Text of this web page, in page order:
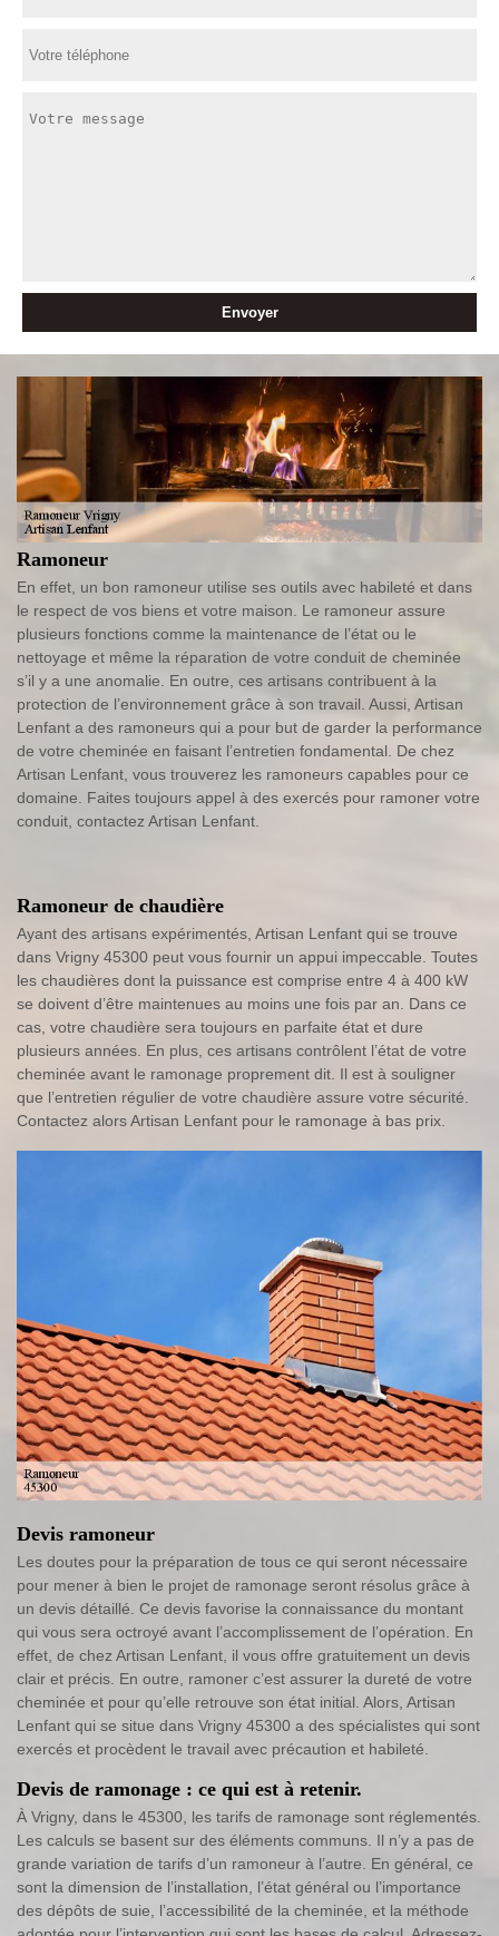
Ramoneur
En effet, un bon ramoneur utilise ses outils avec habileté et dans
le respect de vos biens et votre maison. Le ramoneur assure
plusieurs fonctions comme la maintenance de l’état ou le
nettoyage et même la réparation de votre conduit de cheminée
s’il y a une anomalie. En outre, ces artisans contribuent à la
protection de l’environnement grâce à son travail. Aussi, Artisan
Lenfant a des ramoneurs qui a pour but de garder la performance
de votre cheminée en faisant l’entretien fondamental. De chez
Artisan Lenfant, vous trouverez les ramoneurs capables pour ce
domaine. Faites toujours appel à des exercés pour ramoner votre
conduit, contactez Artisan Lenfant.
Ramoneur de chaudière
Ayant des artisans expérimentés, Artisan Lenfant qui se trouve
dans Vrigny 45300 peut vous fournir un appui impeccable. Toutes
les chaudières dont la puissance est comprise entre 4 à 400 kW
se doivent d’être maintenues au moins une fois par an. Dans ce
cas, votre chaudière sera toujours en parfaite état et dure
plusieurs années. En plus, ces artisans contrôlent l’état de votre
cheminée avant le ramonage proprement dit. Il est à souligner
que l’entretien régulier de votre chaudière assure votre sécurité.
Contactez alors Artisan Lenfant pour le ramonage à bas prix.
Devis ramoneur
Les doutes pour la préparation de tous ce qui seront nécessaire
pour mener à bien le projet de ramonage seront résolus grâce à
un devis détaillé. Ce devis favorise la connaissance du montant
qui vous sera octroyé avant l’accomplissement de l’opération. En
effet, de chez Artisan Lenfant, il vous offre gratuitement un devis
clair et précis. En outre, ramoner c’est assurer la dureté de votre
cheminée et pour qu’elle retrouve son état initial. Alors, Artisan
Lenfant qui se situe dans Vrigny 45300 a des spécialistes qui sont
exercés et procèdent le travail avec précaution et habileté.
Devis de ramonage : ce qui est à retenir.
À Vrigny, dans le 45300, les tarifs de ramonage sont réglementés.
Les calculs se basent sur des éléments communs. Il n’y a pas de
grande variation de tarifs d’un ramoneur à l’autre. En général, ce
sont la dimension de l’installation, l’état général ou l’importance
des dépôts de suie, l’accessibilité de la cheminée, et la méthode